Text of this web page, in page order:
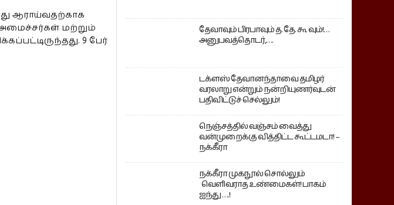
ஆராய்வதற்காக
மற்றும்
9 பேர்
தேவாவும் பிரபாவும் த. தே. கூ வும்!…
அனுபவத்தொடர்,….
டக்ளஸ் தேவானந்தாவை தமிழர்
வரலாறு என்றும் நன்றியுணர்வுடன்
பதிவிட்டுச் செல்லும்!
நெஞ்சத்தில் வஞ்சம் வைத்து
வன்முறைக்கு வித்திட்ட கூட்டமடா! –
நக்கீரா
நக்கீரா முகநூல் சொல்லும்
வெளிவராத உண்மைகள்! பாகம்
ஐந்து ….!